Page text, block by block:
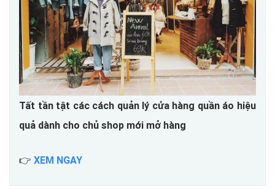
Tất tần tật các cách quản lý cửa hàng quần áo hiệu
quả dành cho chủ shop mới mở hàng
👉 XEM NGAY